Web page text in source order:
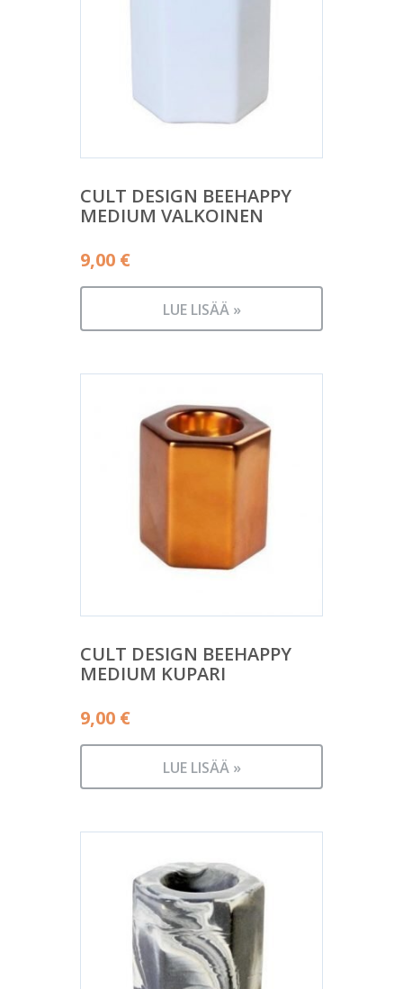
CULT DESIGN BEEHAPPY
MEDIUM VALKOINEN
9,00 €
LUE LISÄÄ »
CULT DESIGN BEEHAPPY
MEDIUM KUPARI
9,00 €
LUE LISÄÄ »